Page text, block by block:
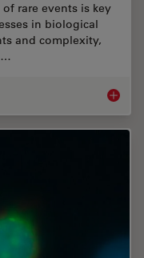
rare events is key
in biological
and complexity,
AI